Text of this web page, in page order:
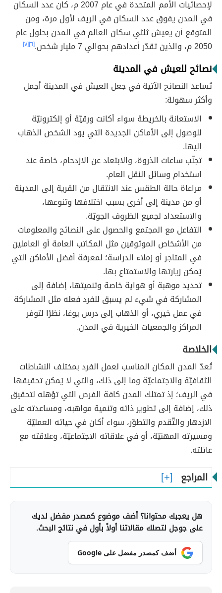
لإحصائيات الأمم المتحدة في عام 2007 م، كان عدد السكان
في المدن يفوق عدد السكان في الريف لأول مرة، ومن
المتوقع أن يعيش ثلثي سكان العالم في المدن بحلول عام
2050 م، والذين تقدّر أعدادهم بحوالي 7 مليار شخص.
[٦] [٧]
نصائح للعيش في المدينة
تُساعد النصائح الآتية في جعل العيش في المدينة أجمل
وأكثر سهولة:
الاستعانة بالخريطة سواء أكانت ورقيّة أو إلكترونيّة
للوصول إلى الأماكن الجديدة التي يود الشخص الذهاب
إليها.
تجنّب ساعات الذروة، والابتعاد عن الازدحام، خاصة عند
استخدام وسائل النقل العام.
مراعاة حالة الطقس عند الانتقال من القرية إلى المدينة
أو من مدينة إلى أخرى بسبب اختلافها وتنوعها،
والاستعداد لجميع الظروف الجويّة.
التفاعل مع المجتمع والحصول على النصائح والمعلومات
من الأشخاص الموثوقين مثل المكاتب العامة أو العاملين
في المتاجر أو زملاء الدراسة؛ لمعرفة أفضل الأماكن التي
يُمكن زيارتها والاستمتاع بها.
تحديد موهبة أو هواية خاصة وتنميتها، إضافة إلى
المشاركة في شيء لم يسبق للفرد فعله مثل المشاركة
في عمل خيري، أو الذهاب إلى درس يوغا، نظرًا لتوفر
المراكز والجمعيات الخيرية في المدن.
الخلاصة
تُعدّ المدن المكان المناسب لعمل الفرد بمختلف النشاطات
الثقافيّة والاجتماعيّة وما إلى ذلك، والتي لا يُمكن تحقيقها
في الريف؛ إذ تمتلك المدن كافة الفرص التي تؤهله لتحقيق
ذلك، إضافة إلى تطوير ذاته وتنمية مواهبه، ومساعدته على
الازدهار والتّقدم والتطوّر، سواء أكان في حياته العمليّة
ومسيرته المهنيّة، أو في علاقاته الاجتماعيّة، وعلاقته مع
عائلته.
المراجع
هل يعجبك محتوانا؟ أضف موضوع كمصدر مفضل لديك
على جوجل لتصلك مقالاتنا أولاً بأول في نتائج البحث.
أضف كمصدر مفضل على Google